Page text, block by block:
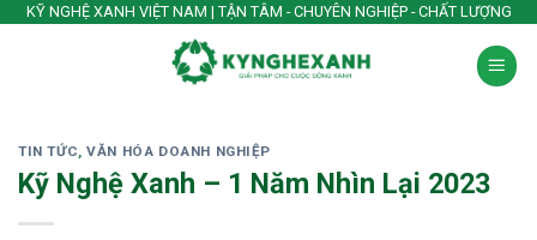
SkipKỸ NGHỆ XANH VIỆT NAM | TẬN TÂM - CHUYÊN NGHIỆP - CHẤT LƯỢNG
TIN TỨC,VĂN HÓA DOANH NGHIỆP
Kỹ Nghệ Xanh – 1 Năm Nhìn Lại 2023